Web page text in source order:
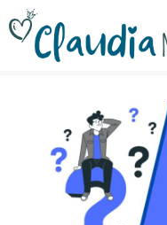
Saltar
al
contenido